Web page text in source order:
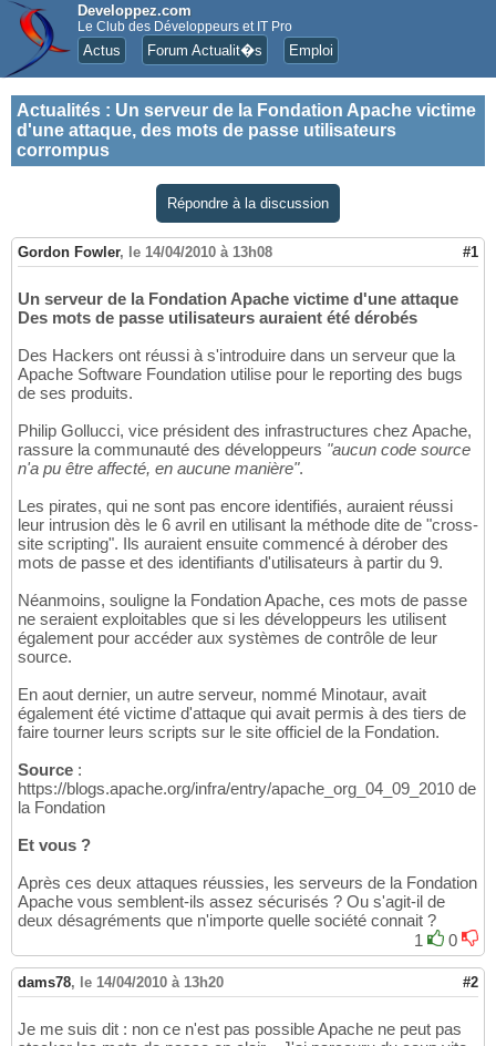
Developpez.com
Le Club des Développeurs et IT Pro
Actus Forum Actualit�s Emploi
Actualités : Un serveur de la Fondation Apache victime
d'une attaque, des mots de passe utilisateurs
corrompus
Répondre à la discussion
Gordon Fowler, le 14/04/2010 à 13h08 #1
Un serveur de la Fondation Apache victime d'une attaque
Des mots de passe utilisateurs auraient été dérobés
Des Hackers ont réussi à s'introduire dans un serveur que la
Apache Software Foundation utilise pour le reporting des bugs
de ses produits.
Philip Gollucci, vice président des infrastructures chez Apache,
rassure la communauté des développeurs "aucun code source
n'a pu être affecté, en aucune manière".
Les pirates, qui ne sont pas encore identifiés, auraient réussi
leur intrusion dès le 6 avril en utilisant la méthode dite de "cross-
site scripting". Ils auraient ensuite commencé à dérober des
mots de passe et des identifiants d'utilisateurs à partir du 9.
Néanmoins, souligne la Fondation Apache, ces mots de passe
ne seraient exploitables que si les développeurs les utilisent
également pour accéder aux systèmes de contrôle de leur
source.
En aout dernier, un autre serveur, nommé Minotaur, avait
également été victime d'attaque qui avait permis à des tiers de
faire tourner leurs scripts sur le site officiel de la Fondation.
Source :
https://blogs.apache.org/infra/entry/apache_org_04_09_2010 de
la Fondation
Et vous ?
Après ces deux attaques réussies, les serveurs de la Fondation
Apache vous semblent-ils assez sécurisés ? Ou s'agit-il de
deux désagréments que n'importe quelle société connait ?
1
0
dams78, le 14/04/2010 à 13h20 #2
Je me suis dit : non ce n'est pas possible Apache ne peut pas